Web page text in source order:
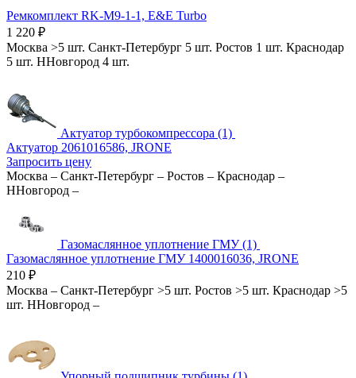
Ремкомплект RK-M9-1-1, E&E Turbo
1 220 ₽
Москва >5 шт. Санкт-Петербург 5 шт. Ростов 1 шт. Краснодар
5 шт. ННовгород 4 шт.
Актуатор турбокомпрессора (1)
Актуатор 2061016586, JRONE
Запросить цену
Москва – Санкт-Петербург – Ростов – Краснодар –
ННовгород –
Газомаслянное уплотнение ГМУ (1)
Газомаслянное уплотнение ГМУ 1400016036, JRONE
210 ₽
Москва – Санкт-Петербург >5 шт. Ростов >5 шт. Краснодар >5
шт. ННовгород –